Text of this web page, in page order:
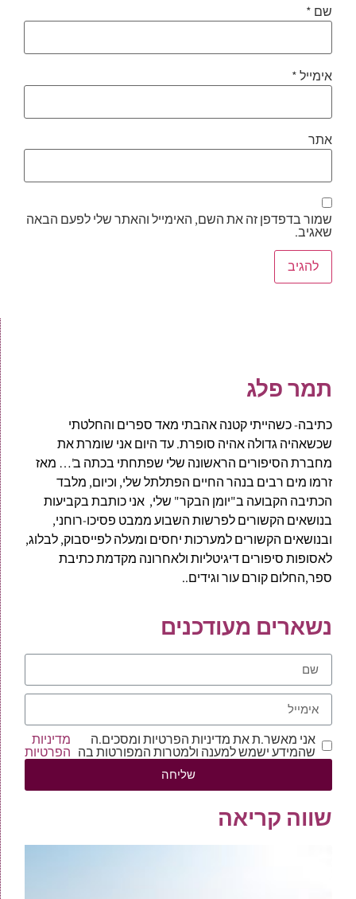
תמר פלג
כתיבה- כשהייתי קטנה אהבתי מאד ספרים והחלטתי
שכשאהיה גדולה אהיה סופרת. עד היום אני שומרת את
מחברת הסיפורים הראשונה שלי שפתחתי בכתה ב'… מאז
זרמו מים רבים בנהר החיים הפתלתל שלי, וכיום, מלבד
הכתיבה הקבועה ב"יומן הבקר" שלי, אני כותבת בקביעות
בנושאים הקשורים לפרשות השבוע ממבט פסיכו-רוחני,
ובנושאים הקשורים למערכות יחסים ומעלה לפייסבוק, לבלוג,
לאסופות סיפורים דיגיטליות ולאחרונה מקדמת כתיבת
ספר,החלום קורם עור וגידים..
נשארים מעודכנים
אני מאשר.ת את מדיניות הפרטיות ומסכים.ה
שהמידע ישמש למענה ולמטרות המפורטות בה
מדיניות
הפרטיות
שליחה
שווה קריאה
שם *
אימייל*
אתר
שמור בדפדפן זה את השם, האימייל והאתר שלי לפעם הבאה
שאגיב.